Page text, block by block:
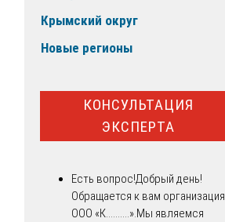
Крымский округ
Новые регионы
КОНСУЛЬТАЦИЯ
ЭКСПЕРТА
Есть вопрос!Добрый день!
Обращается к вам организация
ООО «К..........».Мы являемся